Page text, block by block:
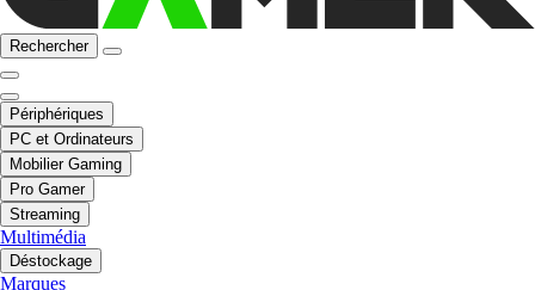
Rechercher
Périphériques
PC et Ordinateurs
Mobilier Gaming
Pro Gamer
Streaming
Multimédia
Déstockage
Marques